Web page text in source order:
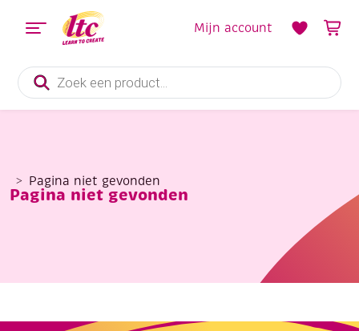
Producten
zoeken
Mijn account
Pagina niet gevonden
Pagina niet gevonden